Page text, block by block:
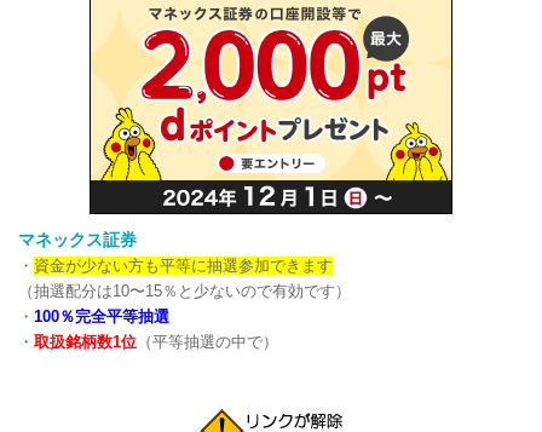
マネックス証券
・ 資金が少ない方も平等に抽選参加できます
（抽選配分は10〜15％と少ないので有効です）
・ 100％完全平等抽選
・ 取扱銘柄数1位 （平等抽選の中で）